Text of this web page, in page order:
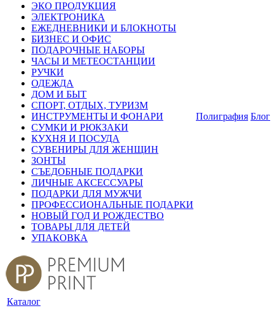
ЭКО ПРОДУКЦИЯ
ЭЛЕКТРОНИКА
ЕЖЕДНЕВНИКИ И БЛОКНОТЫ
БИЗНЕС И ОФИС
ПОДАРОЧНЫЕ НАБОРЫ
ЧАСЫ И МЕТЕОСТАНЦИИ
РУЧКИ
ОДЕЖДА
ДОМ И БЫТ
СПОРТ, ОТДЫХ, ТУРИЗМ
ИНСТРУМЕНТЫ И ФОНАРИ
СУМКИ И РЮКЗАКИ
КУХНЯ И ПОСУДА
СУВЕНИРЫ ДЛЯ ЖЕНЩИН
ЗОНТЫ
СЪЕДОБНЫЕ ПОДАРКИ
ЛИЧНЫЕ АКСЕССУАРЫ
ПОДАРКИ ДЛЯ МУЖЧИ
ПРОФЕССИОНАЛЬНЫЕ ПОДАРКИ
НОВЫЙ ГОД И РОЖДЕСТВО
ТОВАРЫ ДЛЯ ДЕТЕЙ
УПАКОВКА
Полиграфия Блог
Каталог